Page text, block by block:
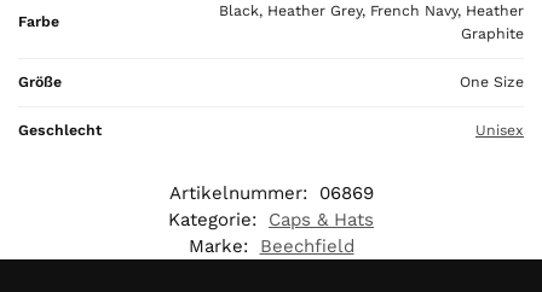
0
0
Farbe
Black, Heather Grey, French Navy, Heather
Graphite
Größe One Size
Geschlecht Unisex
Artikelnummer:
06869
Kategorie:
Caps & Hats
Marke:
Beechfield